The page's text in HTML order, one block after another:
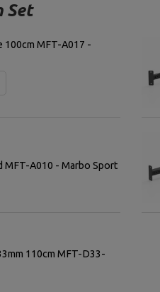
Set
100cm MFT-A017 -
MFT-A010 - Marbo Sport
110cm MFT-D33-